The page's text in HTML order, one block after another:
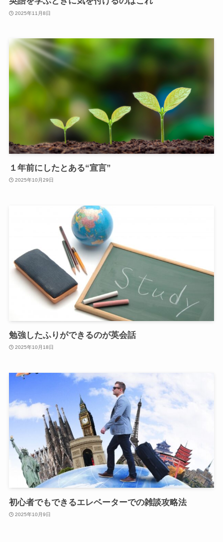
2025年11月8日
１年前にしたとある“宣言”
2025年10月29日
勉強したふりができるのが英会話
2025年10月18日
初心者でもできるエレベーターでの雑談攻略法
2025年10月9日